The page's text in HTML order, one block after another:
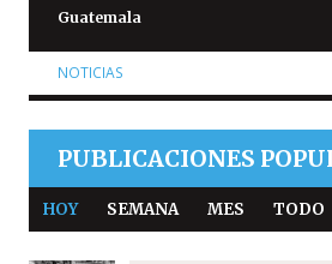
Guatemala
NOTICIAS
PUBLICACIONES
HOY SEMANA MES TODO